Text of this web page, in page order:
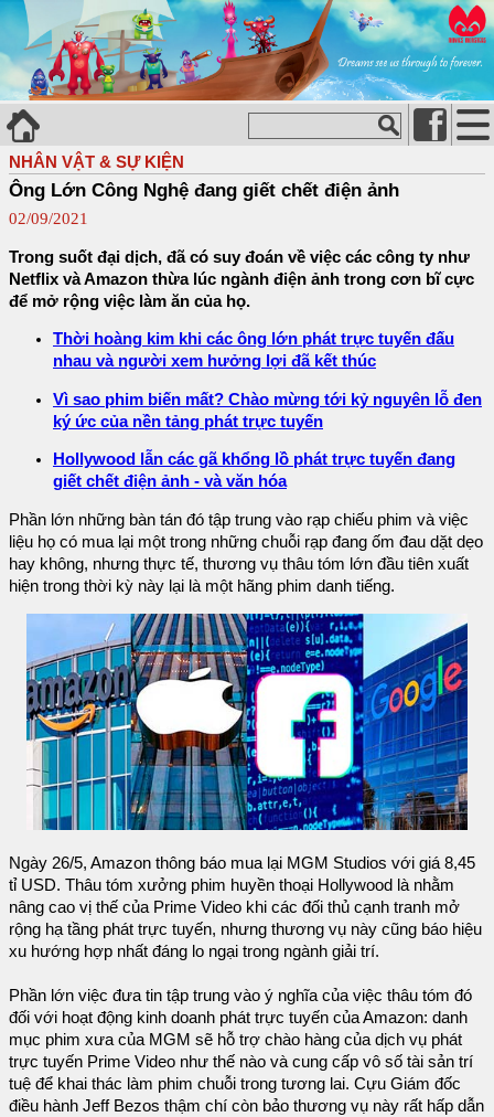
NHÂN VẬT & SỰ KIỆN
Ông Lớn Công Nghệ đang giết chết điện ảnh
02/09/2021
Trong suốt đại dịch, đã có suy đoán về việc các công ty như
Netflix và Amazon thừa lúc ngành điện ảnh trong cơn bĩ cực
để mở rộng việc làm ăn của họ.
Thời hoàng kim khi các ông lớn phát trực tuyến đấu
nhau và người xem hưởng lợi đã kết thúc
Vì sao phim biến mất? Chào mừng tới kỷ nguyên lỗ đen
ký ức của nền tảng phát trực tuyến
Hollywood lẫn các gã khổng lồ phát trực tuyến đang
giết chết điện ảnh - và văn hóa
Phần lớn những bàn tán đó tập trung vào rạp chiếu phim và việc
liệu họ có mua lại một trong những chuỗi rạp đang ốm đau dặt dẹo
hay không, nhưng thực tế, thương vụ thâu tóm lớn đầu tiên xuất
hiện trong thời kỳ này lại là một hãng phim danh tiếng.
Ngày 26/5, Amazon thông báo mua lại MGM Studios với giá 8,45
tỉ USD. Thâu tóm xưởng phim huyền thoại Hollywood là nhằm
nâng cao vị thế của Prime Video khi các đối thủ cạnh tranh mở
rộng hạ tầng phát trực tuyến, nhưng thương vụ này cũng báo hiệu
xu hướng hợp nhất đáng lo ngại trong ngành giải trí.
Phần lớn việc đưa tin tập trung vào ý nghĩa của việc thâu tóm đó
đối với hoạt động kinh doanh phát trực tuyến của Amazon: danh
mục phim xưa của MGM sẽ hỗ trợ chào hàng của dịch vụ phát
trực tuyến Prime Video như thế nào và cung cấp vô số tài sản trí
tuệ để khai thác làm phim chuỗi trong tương lai. Cựu Giám đốc
điều hành Jeff Bezos thậm chí còn bảo thương vụ này rất hấp dẫn